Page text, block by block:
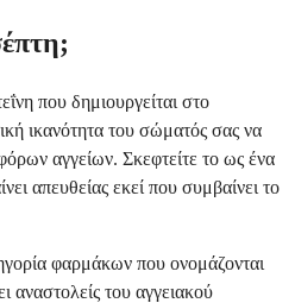
που δημιουργείται στο
ικανότητα του σώματός σας να
αγγείων. Σκεφτείτε το ως ένα
απευθείας εκεί που συμβαίνει το
φαρμάκων που ονομάζονται
αναστολείς του αγγειακού